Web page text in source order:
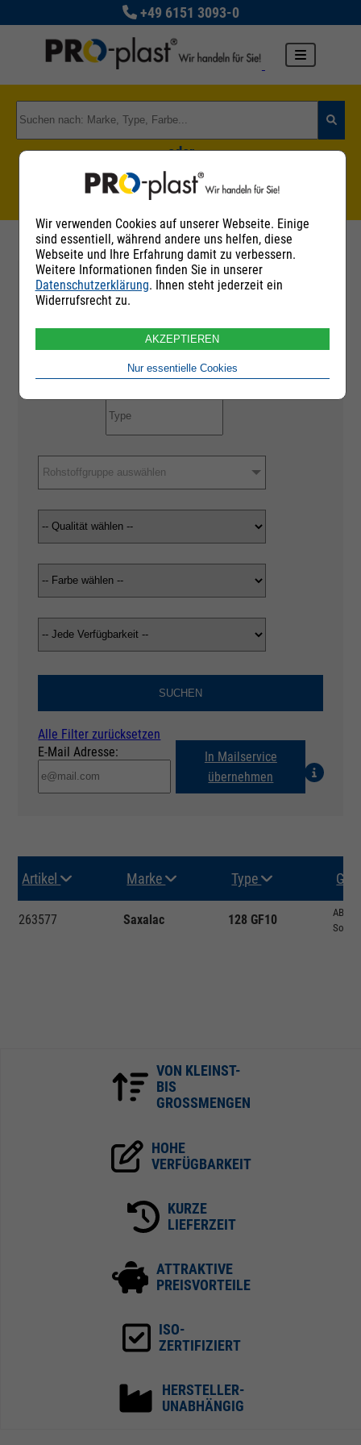
+49 6151 3093-0
oder
Zu den Rohstoffgruppen
Filter
Mit den Filteroptionen können Sie Ihre Suche verfeinern.
Rohstoffgruppe auswählen
SUCHEN
Alle Filter zurücksetzen
E-Mail Adresse:
In Mailservice
übernehmen
Artikel Marke Type
263577 Saxalac 128 GF10
ABS
VON KLEINST-
BIS
GROSSMENGEN
HOHE
VERFÜGBARKEIT
KURZE
LIEFERZEIT
ATTRAKTIVE
PREISVORTEILE
ISO-
ZERTIFIZIERT
HERSTELLER-
UNABHÄNGIG
Wir verwenden Cookies auf unserer Webseite. Einige
sind essentiell, während andere uns helfen, diese
Webseite und Ihre Erfahrung damit zu verbessern.
Weitere Informationen finden Sie in unserer
Datenschutzerklärung. Ihnen steht jederzeit ein
Widerrufsrecht zu.
AKZEPTIEREN
Nur essentielle Cookies